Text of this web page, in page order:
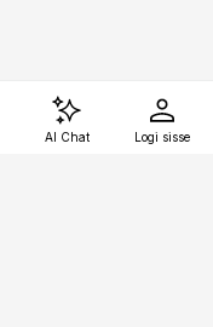
AI Chat Logi sisse